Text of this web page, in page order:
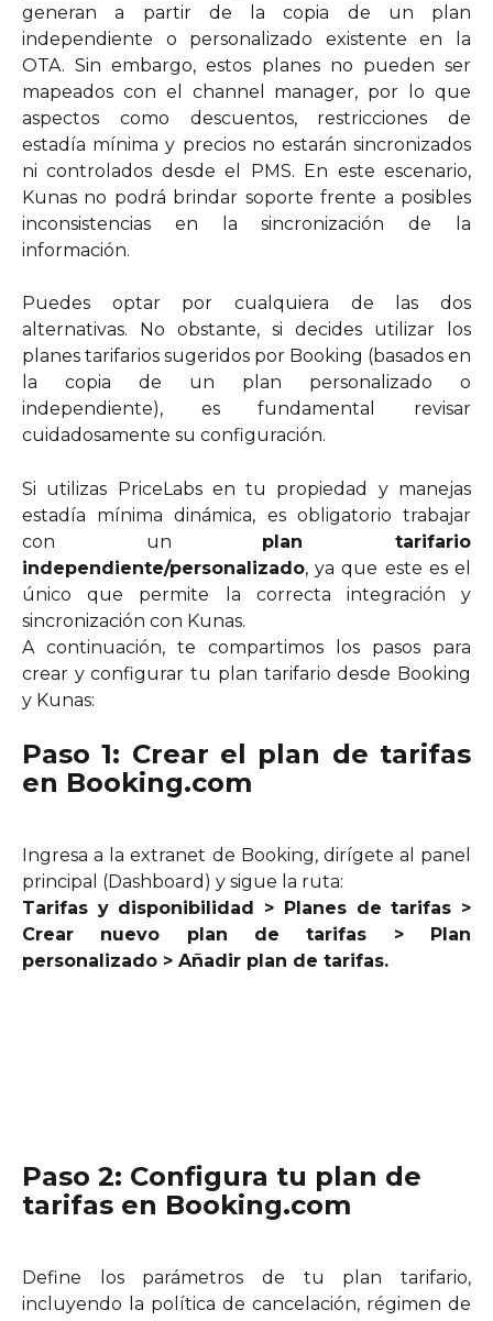
generan a partir de la copia de un plan
independiente o personalizado existente en la
OTA. Sin embargo, estos planes no pueden ser
mapeados con el channel manager, por lo que
aspectos como descuentos, restricciones de
estadía mínima y precios no estarán sincronizados
ni controlados desde el PMS. En este escenario,
Kunas no podrá brindar soporte frente a posibles
inconsistencias en la sincronización de la
información.
Puedes optar por cualquiera de las dos
alternativas. No obstante, si decides utilizar los
planes tarifarios sugeridos por Booking (basados en
la copia de un plan personalizado o
independiente), es fundamental revisar
cuidadosamente su configuración.
Si utilizas PriceLabs en tu propiedad y manejas
estadía mínima dinámica, es obligatorio trabajar
con un plan tarifario
independiente/personalizado, ya que este es el
único que permite la correcta integración y
sincronización con Kunas.
A continuación, te compartimos los pasos para
crear y configurar tu plan tarifario desde Booking
y Kunas:
Paso 1: Crear el plan de tarifas
en Booking.com
Ingresa a la extranet de Booking, dirígete al panel
principal (Dashboard) y sigue la ruta:
Tarifas y disponibilidad > Planes de tarifas >
Crear nuevo plan de tarifas > Plan
personalizado > Añadir plan de tarifas.
Paso 2: Configura tu plan de
tarifas en Booking.com
Define los parámetros de tu plan tarifario,
incluyendo la política de cancelación, régimen de